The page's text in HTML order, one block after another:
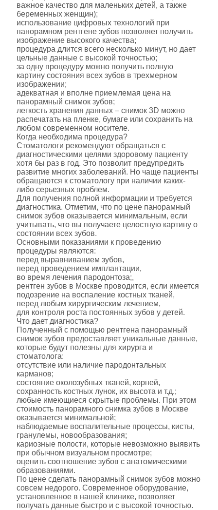
важное качество для маленьких детей, а также
беременных женщин);
использование цифровых технологий при
панорамном рентгене зубов позволяет получить
изображение высокого качества;
процедура длится всего несколько минут, но дает
цельные данные с высокой точностью;
за одну процедуру можно получить полную
картину состояния всех зубов в трехмерном
изображении;
адекватная и вполне приемлемая цена на
панорамный снимок зубов;
легкость хранения данных – снимок 3D можно
распечатать на пленке, бумаге или сохранить на
любом современном носителе.
Когда необходима процедура?
Стоматологи рекомендуют обращаться с
диагностическими целями здоровому пациенту
хотя бы раз в год. Это позволит предупредить
развитие многих заболеваний. Но чаще пациенты
обращаются к стоматологу при наличии каких-
либо серьезных проблем.
Для получения полной информации и требуется
диагностика. Отметим, что по цене панорамный
снимок зубов оказывается минимальным, если
учитывать, что вы получаете целостную картину о
состоянии всех зубов.
Основными показаниями к проведению
процедуры являются:
перед выравниванием зубов,
перед проведением имплантации,
во время лечения пародонтоза;,
рентген зубов в Москве проводится, если имеется
подозрение на воспаление костных тканей,
перед любым хирургическим лечением,
для контроля роста постоянных зубов у детей.
Что дает диагностика?
Полученный с помощью рентгена панорамный
снимок зубов предоставляет уникальные данные,
которые будут полезны для хирурга и
стоматолога:
отсутствие или наличие пародонтальных
карманов;
состояние околозубных тканей, корней,
сохранность костных лунок, их высота и т.д.;
любые имеющиеся скрытые проблемы. При этом
стоимость панорамного снимка зубов в Москве
оказывается минимальной;
наблюдаемые воспалительные процессы, кисты,
гранулемы, новообразования;
кариозные полости, которые невозможно выявить
при обычном визуальном просмотре;
оценить соотношение зубов с анатомическими
образованиями.
По цене сделать панорамный снимок зубов можно
совсем недорого. Современное оборудование,
установленное в нашей клинике, позволяет
получать данные быстро и с высокой точностью.